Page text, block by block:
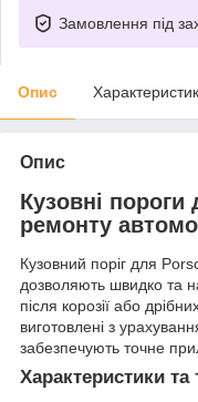
Замовлення під
Опис
Опис
Кузовні
ремонту
Кузовний поріг для
дозволяють швидко та
після корозії або
виготовлені з
забезпечують точне
Характеристики та